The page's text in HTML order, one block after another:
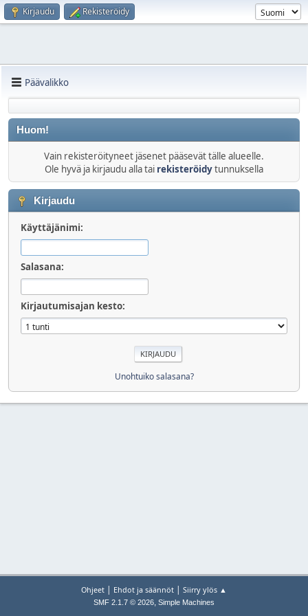
Kirjaudu Rekisteröidy
Päävalikko
Huom!
Vain rekisteröityneet jäsenet pääsevät tälle alueelle.
Ole hyvä ja kirjaudu alla tai rekisteröidytunnuksella
Kirjaudu
Käyttäjänimi:
Salasana:
Kirjautumisajan kesto:
Unohtuiko salasana?
Ohjeet | Ehdot ja säännöt | Siirry ylös ▲
SMF 2.1.7 © 2026, Simple Machines